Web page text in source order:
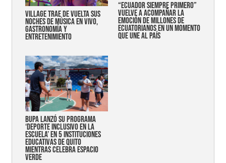
Village trae de vuelta sus
noches de música en vivo,
gastronomía y
entretenimiento
“Ecuador siempre primero”
vuelve a acompañar la
emoción de millones de
ecuatorianos en un momento
que une al país
Bupa lanzó su programa
‘Deporte Inclusivo en la
Escuela’ en 5 instituciones
educativas de Quito
mientras celebra espacio
verde